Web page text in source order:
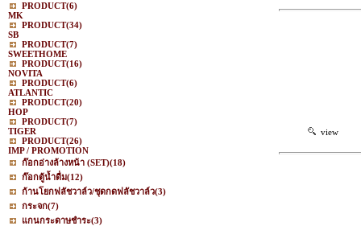
PRODUCT(6)
MK
PRODUCT(34)
SB
PRODUCT(7)
SWEETHOME
PRODUCT(16)
NOVITA
PRODUCT(6)
ATLANTIC
PRODUCT(20)
HOP
PRODUCT(7)
TIGER
PRODUCT(26)
IMP / PROMOTION
ก๊อกอ่างล้างหน้า (SET)(18)
ก๊อกตู้น้ำดื่ม(12)
ก้านโยกฟลัชวาล์ว/ชุดกดฟลัชวาล์ว(3)
กระจก(7)
แกนกระดาษชำระ(3)
view